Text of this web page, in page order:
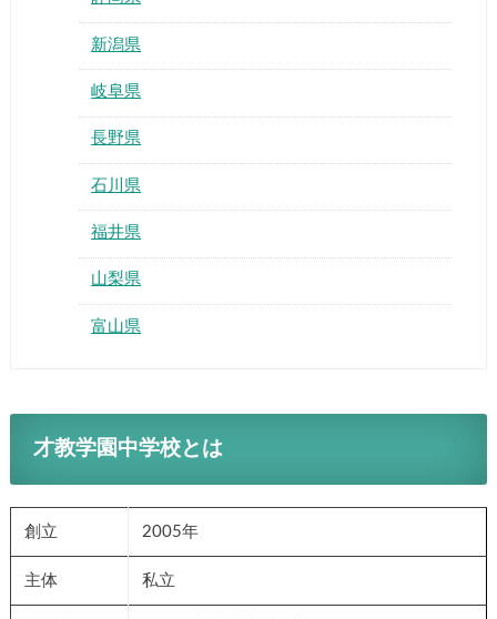
新潟県
岐阜県
長野県
石川県
福井県
山梨県
富山県
才教学園中学校とは
創立 2005年
主体 私立